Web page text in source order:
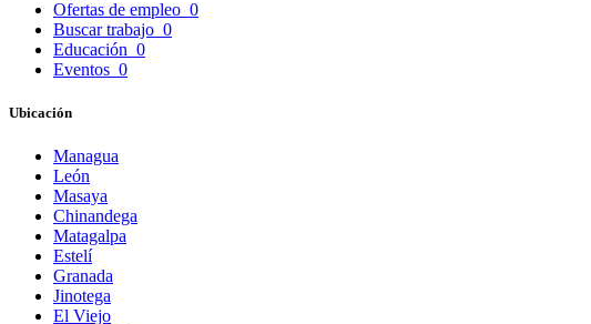
Ofertas de empleo 0
Buscar trabajo 0
Educación 0
Eventos 0
Ubicación
Managua
León
Masaya
Chinandega
Matagalpa
Estelí
Granada
Jinotega
El Viejo